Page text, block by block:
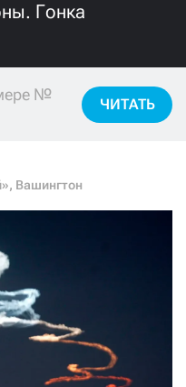
Гонка
№
ЧИТАТЬ
Вашингтон
свое гражданство РФ